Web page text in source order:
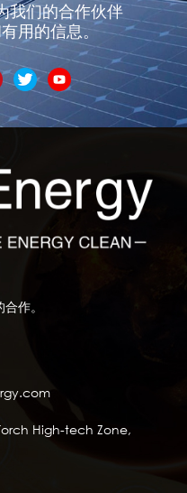
我们的合作伙伴
用的信息。
作。
High-tech Zone,